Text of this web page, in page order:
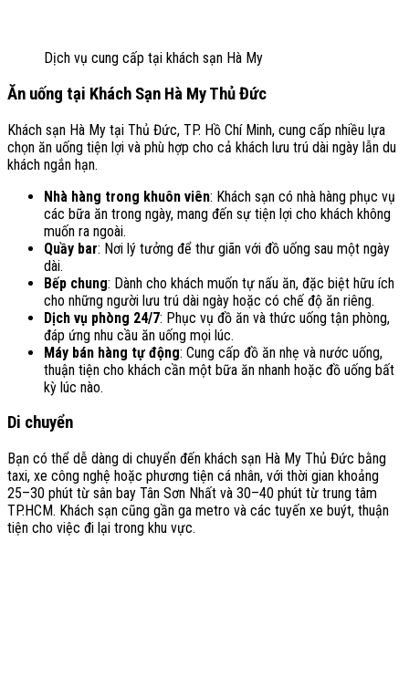
Dịch vụ cung cấp tại khách sạn Hà My
Ăn uống tại Khách Sạn Hà My Thủ Đức
Khách sạn Hà My tại Thủ Đức, TP. Hồ Chí Minh, cung cấp nhiều lựa
chọn ăn uống tiện lợi và phù hợp cho cả khách lưu trú dài ngày lẫn du
khách ngắn hạn.
Nhà hàng trong khuôn viên: Khách sạn có nhà hàng phục vụ
các bữa ăn trong ngày, mang đến sự tiện lợi cho khách không
muốn ra ngoài.
Quầy bar: Nơi lý tưởng để thư giãn với đồ uống sau một ngày
dài.
Bếp chung: Dành cho khách muốn tự nấu ăn, đặc biệt hữu ích
cho những người lưu trú dài ngày hoặc có chế độ ăn riêng.
Dịch vụ phòng 24/7: Phục vụ đồ ăn và thức uống tận phòng,
đáp ứng nhu cầu ăn uống mọi lúc.
Máy bán hàng tự động: Cung cấp đồ ăn nhẹ và nước uống,
thuận tiện cho khách cần một bữa ăn nhanh hoặc đồ uống bất
kỳ lúc nào.
Di chuyển
Bạn có thể dễ dàng di chuyển đến khách sạn Hà My Thủ Đức bằng
taxi, xe công nghệ hoặc phương tiện cá nhân, với thời gian khoảng
25–30 phút từ sân bay Tân Sơn Nhất và 30–40 phút từ trung tâm
TP.HCM. Khách sạn cũng gần ga metro và các tuyến xe buýt, thuận
tiện cho việc đi lại trong khu vực.